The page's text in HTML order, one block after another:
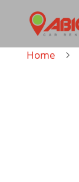
Home 5